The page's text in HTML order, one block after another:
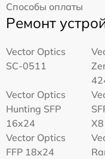
Способы оплаты
Ремонт
Vector Optics
SC-0511
Vector Optics
Hunting SFP
16x24
Vector Optics
FFP 18x24